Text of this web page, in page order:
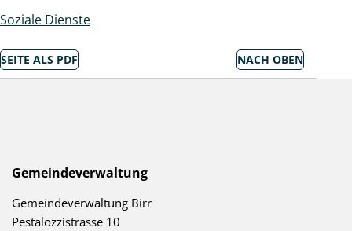
Soziale Dienste
SEITE ALS PDF NACH OBEN
Gemeindeverwaltung
Gemeindeverwaltung Birr
Pestalozzistrasse 10